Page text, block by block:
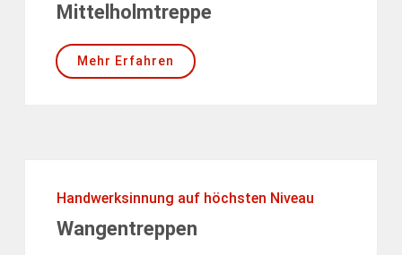
Mittelholmtreppe
Mehr Erfahren
Handwerksinnung auf höchsten Niveau
Wangentreppen